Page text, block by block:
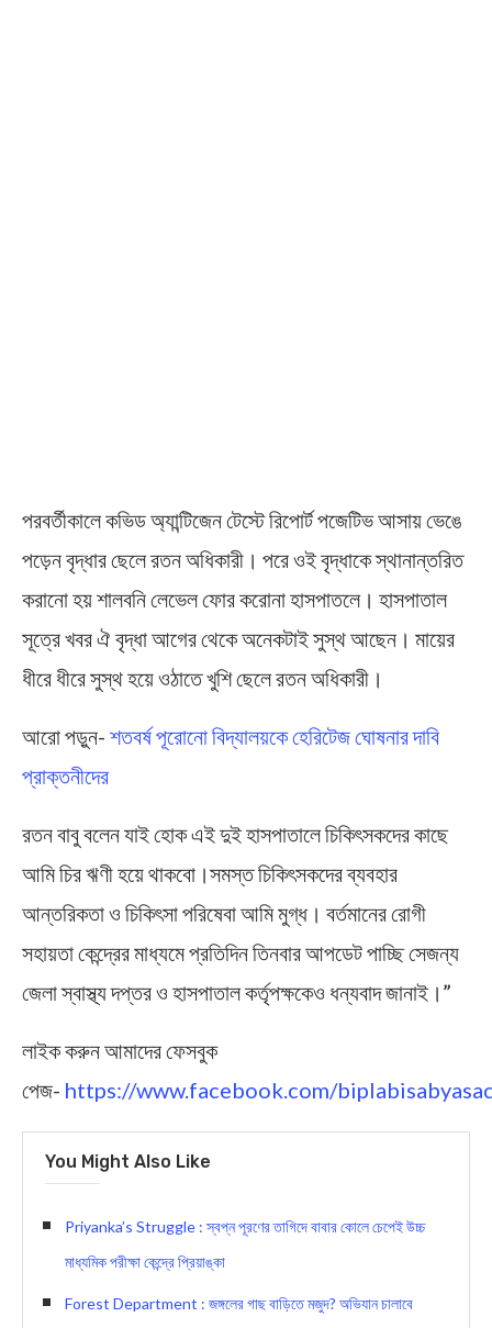
পরবর্তীকালে কভিড অ্যান্টিজেন টেস্টে রিপোর্ট পজেটিভ আসায় ভেঙে
পড়েন বৃদ্ধার ছেলে রতন অধিকারী। পরে ওই বৃদ্ধাকে স্থানান্তরিত
করানো হয় শালবনি লেভেল ফোর করোনা হাসপাতলে। হাসপাতাল
সূত্রে খবর ঐ বৃদ্ধা আগের থেকে অনেকটাই সুস্থ আছেন। মায়ের
ধীরে ধীরে সুস্থ হয়ে ওঠাতে খুশি ছেলে রতন অধিকারী।
আরো পড়ুন- শতবর্ষ পূরোনো বিদ্যালয়কে হেরিটেজ ঘোষনার দাবি
প্রাক্তনীদের
রতন বাবু বলেন যাই হোক এই দুই হাসপাতালে চিকিৎসকদের কাছে
আমি চির ঋণী হয়ে থাকবো।সমস্ত চিকিৎসকদের ব্যবহার
আন্তরিকতা ও চিকিৎসা পরিষেবা আমি মুগ্ধ। বর্তমানের রোগী
সহায়তা কেন্দ্রের মাধ্যমে প্রতিদিন তিনবার আপডেট পাচ্ছি সেজন্য
জেলা স্বাস্থ্য দপ্তর ও হাসপাতাল কর্তৃপক্ষকেও ধন্যবাদ জানাই।”
লাইক করুন আমাদের ফেসবুক
পেজ- https://www.facebook.com/
You Might Also Like
Priyanka’s Struggle : স্বপ্ন পূরণের তাগিদে বাবার কোলে চেপেই উচ্চ
মাধ্যমিক পরীক্ষা কেন্দ্রে প্রিয়াঙ্কা
Forest Department : জঙ্গলের গাছ বাড়িতে মজুদ? অভিযান চালাবে